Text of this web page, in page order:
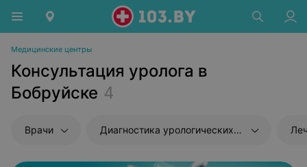
Медицинские центры
Консультация уролога в
Бобруйске 4
Врачи Диагностика урологических заболеваний